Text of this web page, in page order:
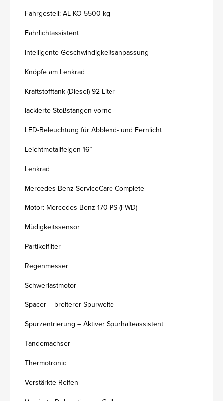
Fahrgestell: AL-KO 5500 kg
Fahrlichtassistent
Intelligente Geschwindigkeitsanpassung
Knöpfe am Lenkrad
Kraftstofftank (Diesel) 92 Liter
lackierte Stoßstangen vorne
LED-Beleuchtung für Abblend- und Fernlicht
Leichtmetallfelgen 16”
Lenkrad
Mercedes-Benz ServiceCare Complete
Motor: Mercedes-Benz 170 PS (FWD)
Müdigkeitssensor
Partikelfilter
Regenmesser
Schwerlastmotor
Spacer – breiterer Spurweite
Spurzentrierung – Aktiver Spurhalteassistent
Tandemachser
Thermotronic
Verstärkte Reifen